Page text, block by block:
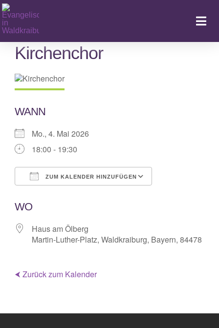
Zum
Inhalt
springen
Kirchenchor
WANN
Mo., 4. Mai 2026
18:00 - 19:30
ZUM KALENDER HINZUFÜGEN
WO
Haus am Ölberg
Martin-Luther-Platz, Waldkraiburg, Bayern, 84478
⮜ Zurück zum Kalender